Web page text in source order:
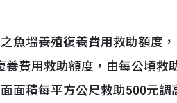
魚塭養殖復養費用救助額度
費用救助額度，由每公頃救
面積每平方公尺救助500元調